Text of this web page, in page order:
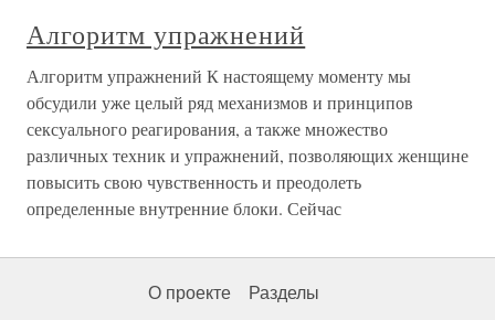
Алгоритм упражнений
Алгоритм упражнений К настоящему моменту мы
обсудили уже целый ряд механизмов и принципов
сексуального реагирования, а также множество
различных техник и упражнений, позволяющих женщине
повысить свою чувственность и преодолеть
определенные внутренние блоки. Сейчас
О проекте Разделы